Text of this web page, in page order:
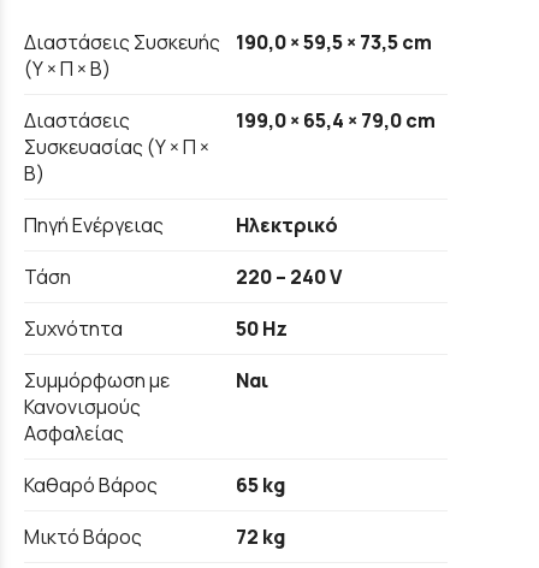
Διαστάσεις Συσκευής
(Υ × Π × Β)
190,0 × 59,5 × 73,5 cm
Διαστάσεις
Συσκευασίας (Υ × Π ×
Β)
199,0 × 65,4 × 79,0 cm
Πηγή Ενέργειας
Ηλεκτρικό
Τάση
220 – 240 V
Συχνότητα
50 Hz
Συμμόρφωση με
Κανονισμούς
Ασφαλείας
Ναι
Καθαρό Βάρος
65 kg
Μικτό Βάρος
72 kg